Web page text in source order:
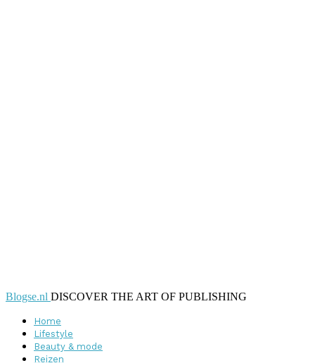
Blogse.nl DISCOVER THE ART OF PUBLISHING
Home
Lifestyle
Beauty & mode
Reizen